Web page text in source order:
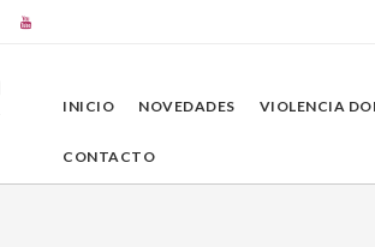
INICIO NOVEDADES VIOLENCIA
CONTACTO